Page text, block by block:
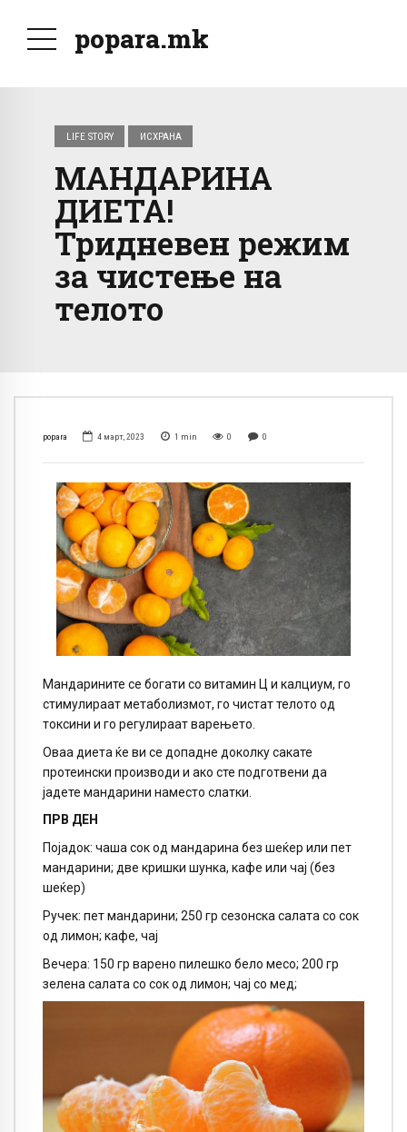
popara.mk
LIFE STORY ИСХРАНА
МАНДАРИНА
ДИЕТА!
Тридневен режим
за чистење на
телото
popara 4 март, 2023 1 min 0 0
Мандарините се богати со витамин Ц и калциум, го
стимулираат метаболизмот, го чистат телото од
токсини и го регулираат варењето.
Оваа диета ќе ви се допадне доколку сакате
протеински производи и ако сте подготвени да
јадете мандарини наместо слатки.
ПРВ ДЕН
Појадок: чаша сок од мандарина без шеќер или пет
мандарини; две кришки шунка, кафе или чај (без
шеќер)
Ручек: пет мандарини; 250 гр сезонска салата со сок
од лимон; кафе, чај
Вечера: 150 гр варено пилешко бело месо; 200 гр
зелена салата со сок од лимон; чај со мед;